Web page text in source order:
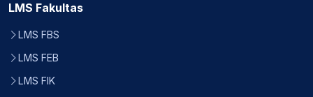
LMS Fakultas
LMS FBS
LMS FEB
LMS FIK